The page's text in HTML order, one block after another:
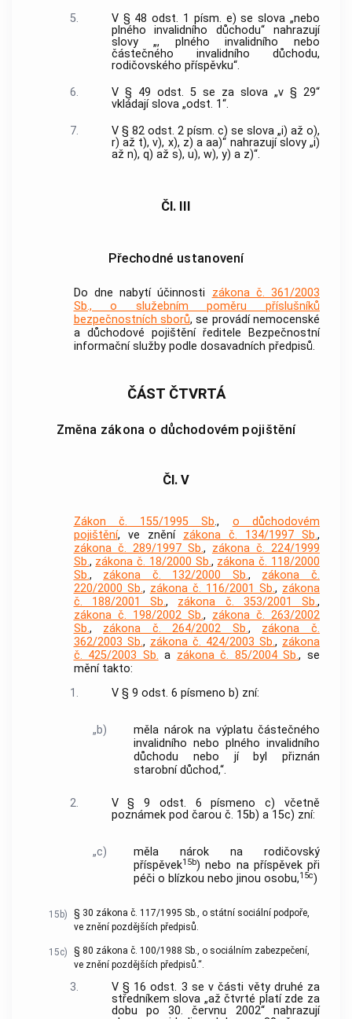
5.
V § 48 odst. 1 písm. e) se slova „nebo
plného invalidního důchodu“ nahrazují
slovy „, plného invalidního nebo
částečného invalidního důchodu,
rodičovského příspěvku“.
6.
V § 49 odst. 5 se za slova „v § 29“
vkládají slova „odst. 1“.
7.
V § 82 odst. 2 písm. c) se slova „i) až o),
r) až t), v), x), z) a aa)“ nahrazují slovy „i)
až n), q) až s), u), w), y) a z)“.
Čl. III
Přechodné ustanovení
Do dne nabytí účinnosti zákona č. 361/2003
Sb., o služebním poměru příslušníků
bezpečnostních sborů, se provádí nemocenské
a důchodové pojištění ředitele Bezpečnostní
informační služby podle dosavadních předpisů.
ČÁST ČTVRTÁ
Změna zákona o důchodovém pojištění
Čl. V
Zákon č. 155/1995 Sb., o důchodovém
pojištění, ve znění zákona č. 134/1997 Sb.,
zákona č. 289/1997 Sb., zákona č. 224/1999
Sb., zákona č. 18/2000 Sb., zákona č. 118/2000
Sb., zákona č. 132/2000 Sb., zákona č.
220/2000 Sb., zákona č. 116/2001 Sb., zákona
č. 188/2001 Sb., zákona č. 353/2001 Sb.,
zákona č. 198/2002 Sb., zákona č. 263/2002
Sb., zákona č. 264/2002 Sb., zákona č.
362/2003 Sb., zákona č. 424/2003 Sb., zákona
č. 425/2003 Sb. a zákona č. 85/2004 Sb., se
mění takto:
1.
V § 9 odst. 6 písmeno b) zní:
„b)
měla nárok na výplatu částečného
invalidního nebo plného invalidního
důchodu nebo jí byl přiznán
starobní důchod,“.
2.
V § 9 odst. 6 písmeno c) včetně
poznámek pod čarou č. 15b) a 15c) zní:
„c)
měla nárok na rodičovský
příspěvek15b) nebo na příspěvek při
péči o blízkou nebo jinou osobu,15c)
15b)
§ 30 zákona č. 117/1995 Sb., o státní sociální podpoře,
ve znění pozdějších předpisů.
15c)
§ 80 zákona č. 100/1988 Sb., o sociálním zabezpečení,
ve znění pozdějších předpisů.“.
3.
V § 16 odst. 3 se v části věty druhé za
středníkem slova „až čtvrté platí zde za
dobu po 30. červnu 2002“ nahrazují